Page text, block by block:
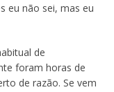
eu não sei, mas eu
de
foram horas de
de razão. Se vem